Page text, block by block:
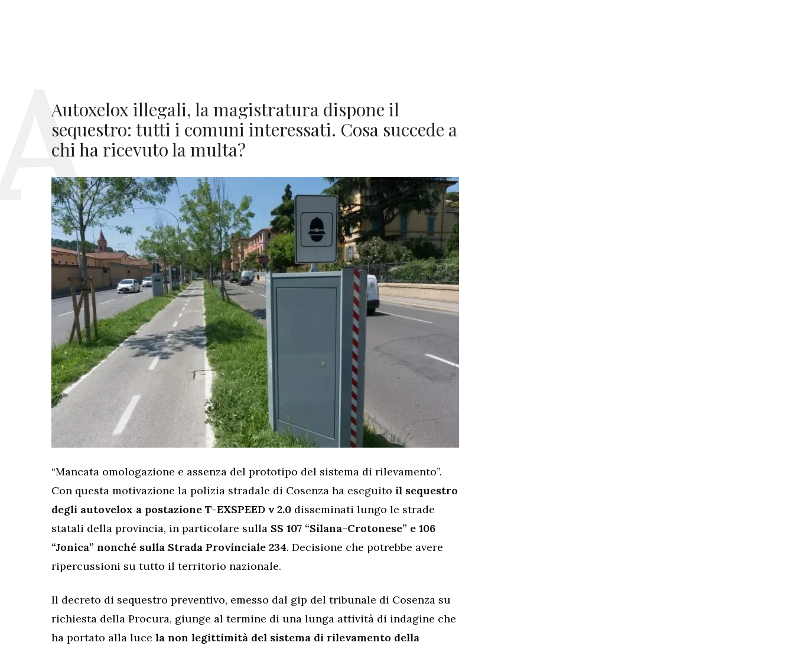
Autoxelox illegali, la magistratura dispone il
sequestro: tutti i comuni interessati. Cosa succede a
chi ha ricevuto la multa?
“Mancata omologazione e assenza del prototipo del sistema di rilevamento”.
Con questa motivazione la polizia stradale di Cosenza ha eseguito il sequestro
degli autovelox a postazione T-EXSPEED v 2.0 disseminati lungo le strade
statali della provincia, in particolare sulla SS 107 “Silana-Crotonese” e 106
“Jonica” nonché sulla Strada Provinciale 234. Decisione che potrebbe avere
ripercussioni su tutto il territorio nazionale.
Il decreto di sequestro preventivo, emesso dal gip del tribunale di Cosenza su
richiesta della Procura, giunge al termine di una lunga attività di indagine che
ha portato alla luce la non legittimità del sistema di rilevamento della